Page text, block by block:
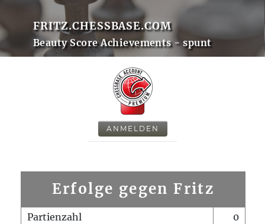
FRITZ.CHESSBASE.COM
Beauty Score Achievements - spunt
ANMELDEN
Erfolge gegen Fritz
Partienzahl
0